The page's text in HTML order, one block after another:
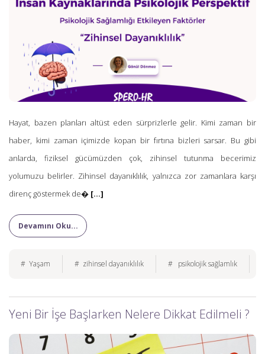
Hayat, bazen planları altüst eden sürprizlerle gelir. Kimi zaman bir
haber, kimi zaman içimizde kopan bir fırtına bizleri sarsar. Bu gibi
anlarda, fiziksel gücümüzden çok, zihinsel tutunma becerimiz
yolumuzu belirler. Zihinsel dayanıklılık, yalnızca zor zamanlara karşı
direnç göstermek de� [...]
Devamını Oku...
# Yaşam # zihinsel dayanıklılık # psikolojik sağlamlık
Yeni Bir İşe Başlarken Nelere Dikkat Edilmeli ?